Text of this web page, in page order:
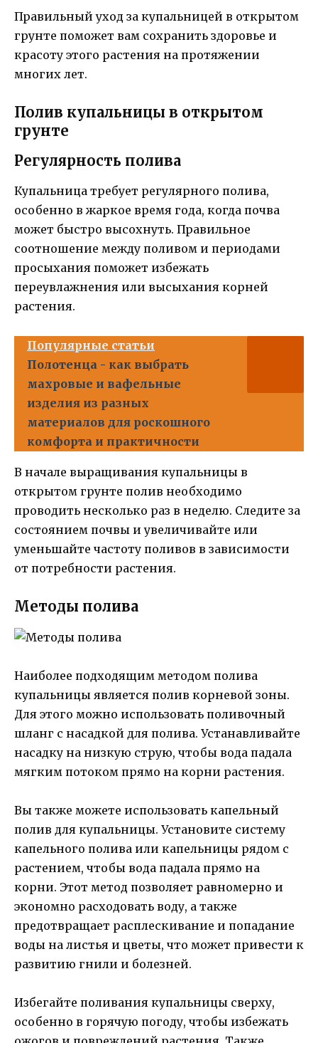
Правильный уход за купальницей в открытом
грунте поможет вам сохранить здоровье и
красоту этого растения на протяжении
многих лет.
Полив купальницы в открытом
грунте
Регулярность полива
Купальница требует регулярного полива,
особенно в жаркое время года, когда почва
может быстро высохнуть. Правильное
соотношение между поливом и периодами
просыхания поможет избежать
переувлажнения или высыхания корней
растения.
Популярные статьи
Полотенца - как выбрать
махровые и вафельные
изделия из разных
материалов для роскошного
комфорта и практичности
В начале выращивания купальницы в
открытом грунте полив необходимо
проводить несколько раз в неделю. Следите за
состоянием почвы и увеличивайте или
уменьшайте частоту поливов в зависимости
от потребности растения.
Методы полива
Наиболее подходящим методом полива
купальницы является полив корневой зоны.
Для этого можно использовать поливочный
шланг с насадкой для полива. Устанавливайте
насадку на низкую струю, чтобы вода падала
мягким потоком прямо на корни растения.
Вы также можете использовать капельный
полив для купальницы. Установите систему
капельного полива или капельницы рядом с
растением, чтобы вода падала прямо на
корни. Этот метод позволяет равномерно и
экономно расходовать воду, а также
предотвращает расплескивание и попадание
воды на листья и цветы, что может привести к
развитию гнили и болезней.
Избегайте поливания купальницы сверху,
особенно в горячую погоду, чтобы избежать